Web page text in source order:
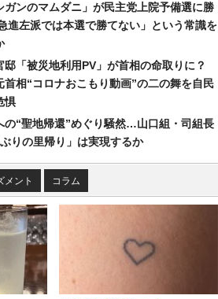
ガンのマムダニ」が民主党上院予備選に勝
進左派では本選で勝てない」という常識を
邸「被災地利用PV」が首相の命取りに？
首相“コロナおこもり動画”の二の舞を自民
惧
の“聖地帰還”めぐり騒然…山口組・司組長
ぶりの里帰り」は実現するか
メント コラム